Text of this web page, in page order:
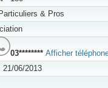
& Pros
03******** Afficher
21/06/2013